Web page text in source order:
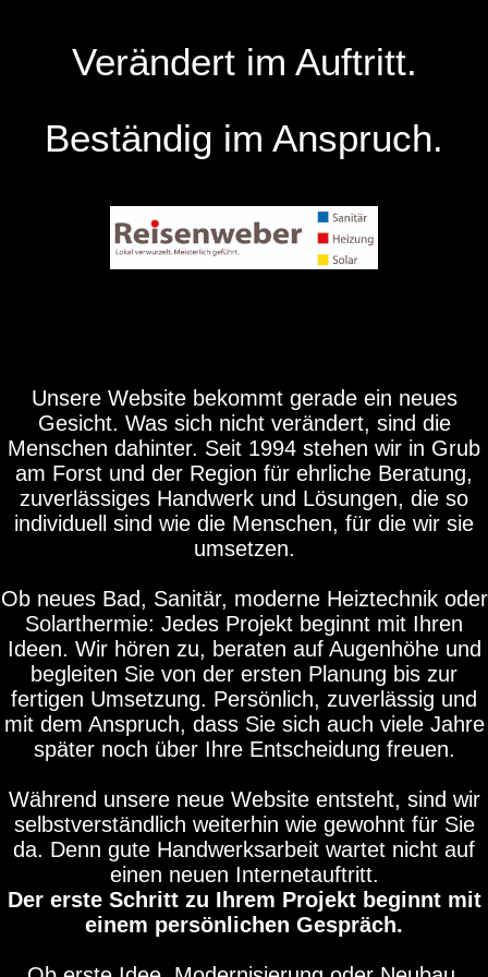
Verändert im Auftritt.
Beständig im Anspruch.
Unsere Website bekommt gerade ein neues
Gesicht. Was sich nicht verändert, sind die
Menschen dahinter. Seit 1994 stehen wir in Grub
am Forst und der Region für ehrliche Beratung,
zuverlässiges Handwerk und Lösungen, die so
individuell sind wie die Menschen, für die wir sie
umsetzen.
Ob neues Bad, Sanitär, moderne Heiztechnik oder
Solarthermie: Jedes Projekt beginnt mit Ihren
Ideen. Wir hören zu, beraten auf Augenhöhe und
begleiten Sie von der ersten Planung bis zur
fertigen Umsetzung. Persönlich, zuverlässig und
mit dem Anspruch, dass Sie sich auch viele Jahre
später noch über Ihre Entscheidung freuen.
Während unsere neue Website entsteht, sind wir
selbstverständlich weiterhin wie gewohnt für Sie
da. Denn gute Handwerksarbeit wartet nicht auf
einen neuen Internetauftritt.
Der erste Schritt zu Ihrem Projekt beginnt mit
einem persönlichen Gespräch.